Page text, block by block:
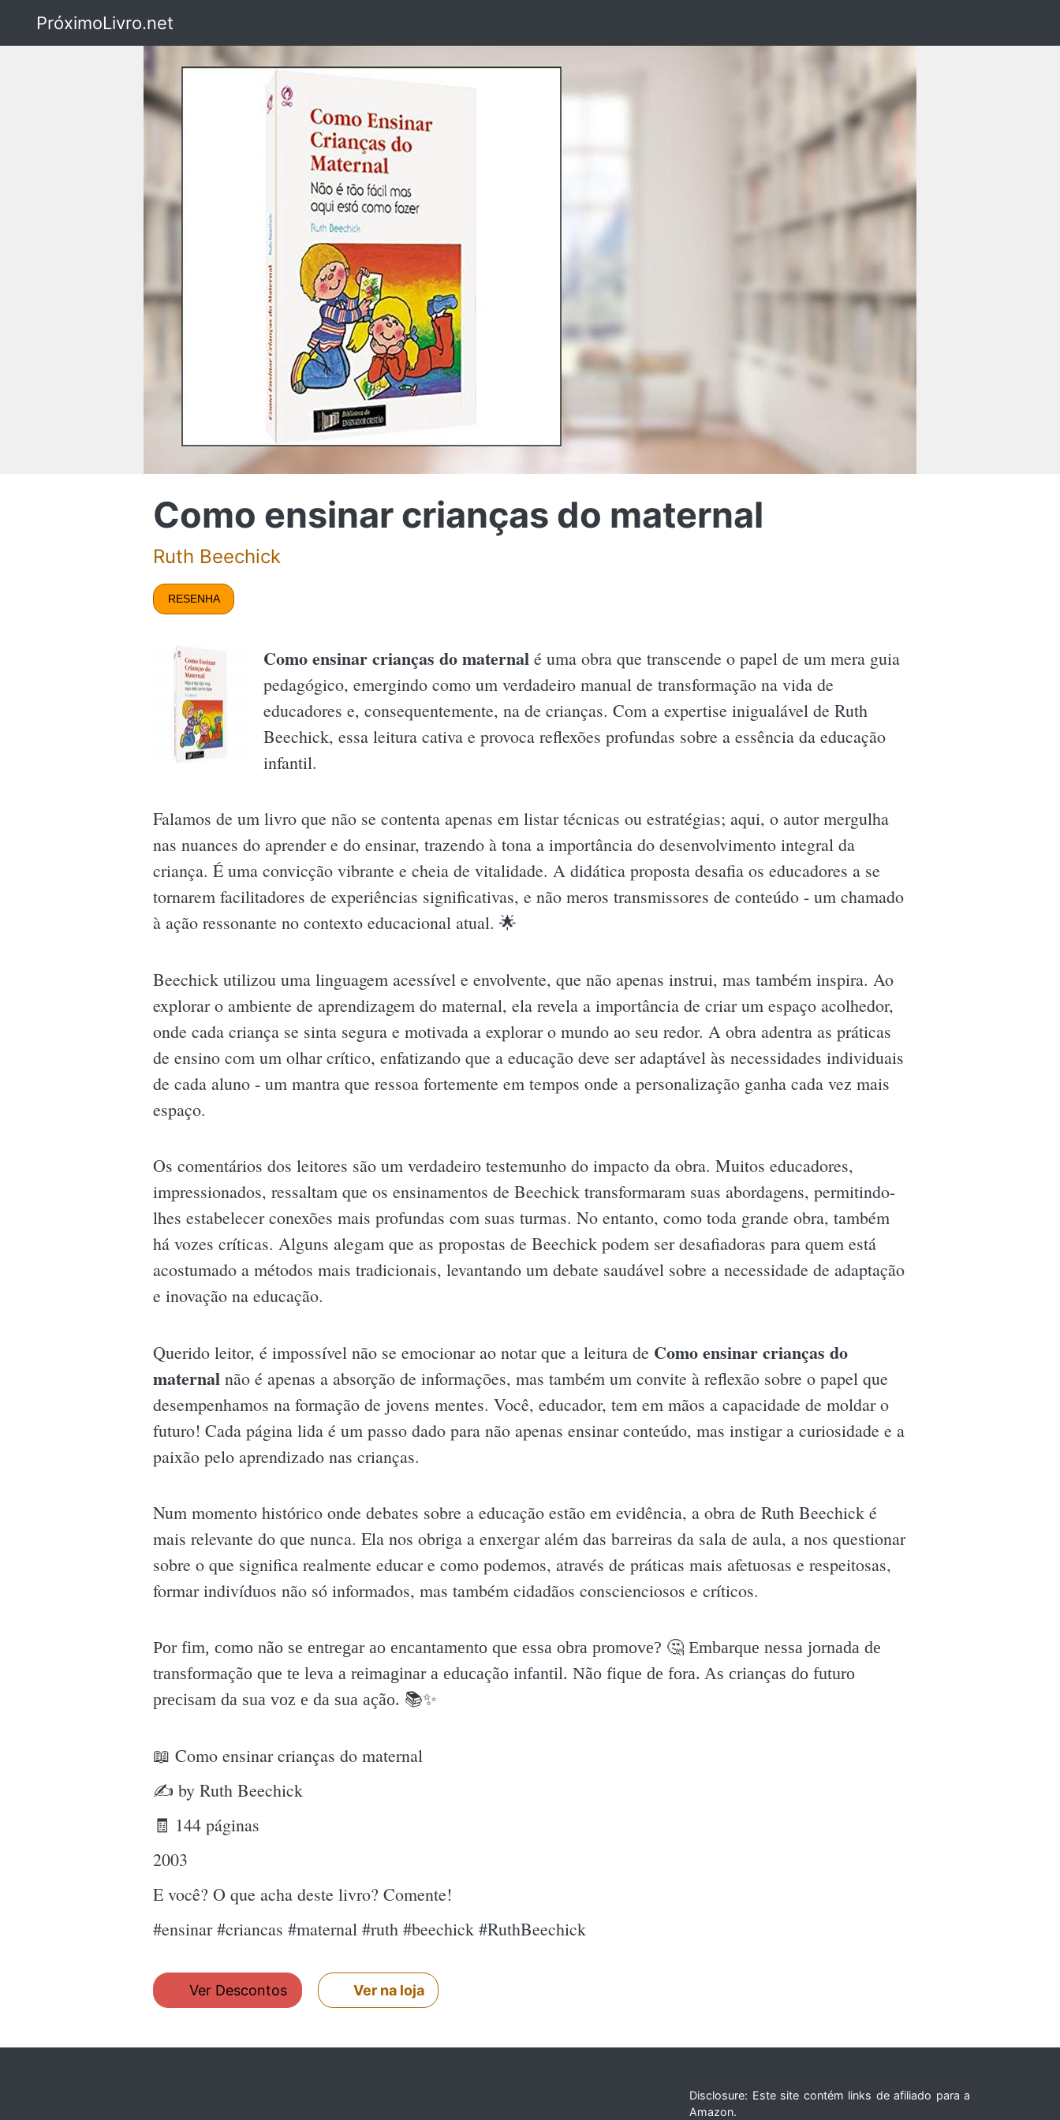
PróximoLivro.net
Como ensinar crianças do maternal
Ruth Beechick
RESENHA
Como ensinar crianças do maternal é uma obra que transcende o papel de um mera guia
pedagógico, emergindo como um verdadeiro manual de transformação na vida de
educadores e, consequentemente, na de crianças. Com a expertise inigualável de Ruth
Beechick, essa leitura cativa e provoca reflexões profundas sobre a essência da educação
infantil.
Falamos de um livro que não se contenta apenas em listar técnicas ou estratégias; aqui, o autor mergulha
nas nuances do aprender e do ensinar, trazendo à tona a importância do desenvolvimento integral da
criança. É uma convicção vibrante e cheia de vitalidade. A didática proposta desafia os educadores a se
tornarem facilitadores de experiências significativas, e não meros transmissores de conteúdo - um chamado
à ação ressonante no contexto educacional atual. 🌟
Beechick utilizou uma linguagem acessível e envolvente, que não apenas instrui, mas também inspira. Ao
explorar o ambiente de aprendizagem do maternal, ela revela a importância de criar um espaço acolhedor,
onde cada criança se sinta segura e motivada a explorar o mundo ao seu redor. A obra adentra as práticas
de ensino com um olhar crítico, enfatizando que a educação deve ser adaptável às necessidades individuais
de cada aluno - um mantra que ressoa fortemente em tempos onde a personalização ganha cada vez mais
espaço.
Os comentários dos leitores são um verdadeiro testemunho do impacto da obra. Muitos educadores,
impressionados, ressaltam que os ensinamentos de Beechick transformaram suas abordagens, permitindo-
lhes estabelecer conexões mais profundas com suas turmas. No entanto, como toda grande obra, também
há vozes críticas. Alguns alegam que as propostas de Beechick podem ser desafiadoras para quem está
acostumado a métodos mais tradicionais, levantando um debate saudável sobre a necessidade de adaptação
e inovação na educação.
Querido leitor, é impossível não se emocionar ao notar que a leitura de Como ensinar crianças do
maternal não é apenas a absorção de informações, mas também um convite à reflexão sobre o papel que
desempenhamos na formação de jovens mentes. Você, educador, tem em mãos a capacidade de moldar o
futuro! Cada página lida é um passo dado para não apenas ensinar conteúdo, mas instigar a curiosidade e a
paixão pelo aprendizado nas crianças.
Num momento histórico onde debates sobre a educação estão em evidência, a obra de Ruth Beechick é
mais relevante do que nunca. Ela nos obriga a enxergar além das barreiras da sala de aula, a nos questionar
sobre o que significa realmente educar e como podemos, através de práticas mais afetuosas e respeitosas,
formar indivíduos não só informados, mas também cidadãos conscienciosos e críticos.
Por fim, como não se entregar ao encantamento que essa obra promove? 🤔 Embarque nessa jornada de
transformação que te leva a reimaginar a educação infantil. Não fique de fora. As crianças do futuro
precisam da sua voz e da sua ação. 📚✨️
📖 Como ensinar crianças do maternal
✍ by Ruth Beechick
🧾 144 páginas
2003
E você? O que acha deste livro? Comente!
#ensinar #criancas #maternal #ruth #beechick #RuthBeechick
Ver Descontos Ver na loja
Disclosure: Este site contém links de afiliado para a
Amazon.